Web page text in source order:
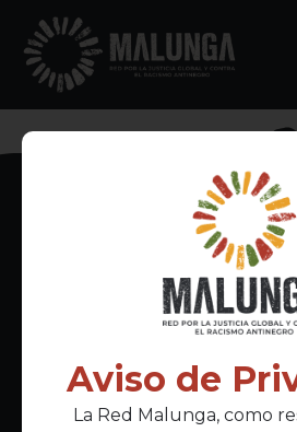
Inscríbete al boletín informativo
Aviso de
La Red Malunga, como